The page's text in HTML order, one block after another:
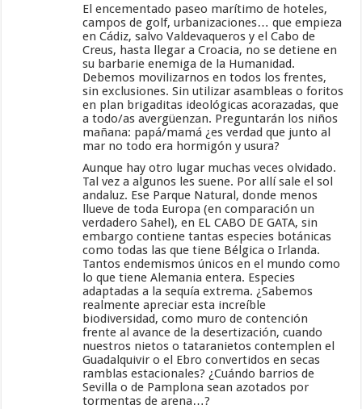
El encementado paseo marítimo de hoteles,
campos de golf, urbanizaciones… que empieza
en Cádiz, salvo Valdevaqueros y el Cabo de
Creus, hasta llegar a Croacia, no se detiene en
su barbarie enemiga de la Humanidad.
Debemos movilizarnos en todos los frentes,
sin exclusiones. Sin utilizar asambleas o foritos
en plan brigaditas ideológicas acorazadas, que
a todo/as avergüenzan. Preguntarán los niños
mañana: papá/mamá ¿es verdad que junto al
mar no todo era hormigón y usura?
Aunque hay otro lugar muchas veces olvidado.
Tal vez a algunos les suene. Por allí sale el sol
andaluz. Ese Parque Natural, donde menos
llueve de toda Europa (en comparación un
verdadero Sahel), en EL CABO DE GATA, sin
embargo contiene tantas especies botánicas
como todas las que tiene Bélgica o Irlanda.
Tantos endemismos únicos en el mundo como
lo que tiene Alemania entera. Especies
adaptadas a la sequía extrema. ¿Sabemos
realmente apreciar esta increíble
biodiversidad, como muro de contención
frente al avance de la desertización, cuando
nuestros nietos o tataranietos contemplen el
Guadalquivir o el Ebro convertidos en secas
ramblas estacionales? ¿Cuándo barrios de
Sevilla o de Pamplona sean azotados por
tormentas de arena…?